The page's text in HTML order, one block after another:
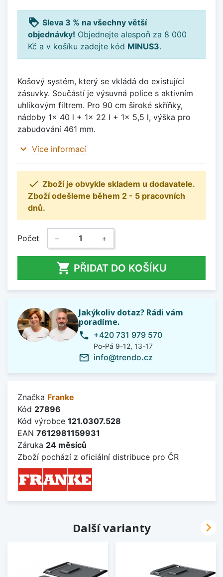
loyalty Sleva 3 % na všechny větší
objednávky! Objednejte alespoň za 8 000
Kč a v košíku zadejte kód MINUS3.
Košový systém, který se vkládá do existující
zásuvky. Součástí je výsuvná police s aktivním
uhlíkovým filtrem. Pro 90 cm široké skříňky,
nádoby 1x 40 l + 1x 22 l + 1x 5,5 l, výška pro
zabudování 461 mm.
expand_more Více informací
 Zboží je obvykle skladem u dodavatele.
Zboží odešleme během 2 - 5 pracovních
dnů.
Počet − +
 PŘIDAT DO KOŠÍKU
Jakýkoliv dotaz? Rádi vám
poradíme.
phone +420 731 979 570
Po-Pá 9-12, 13-17
mail_outline info@trendo.cz
Značka Franke
Kód 27896
Kód výrobce 121.0307.528
EAN 7612981159931
Záruka 24 měsíců
Zboží pochází z oficiální distribuce pro ČR
Další varianty 